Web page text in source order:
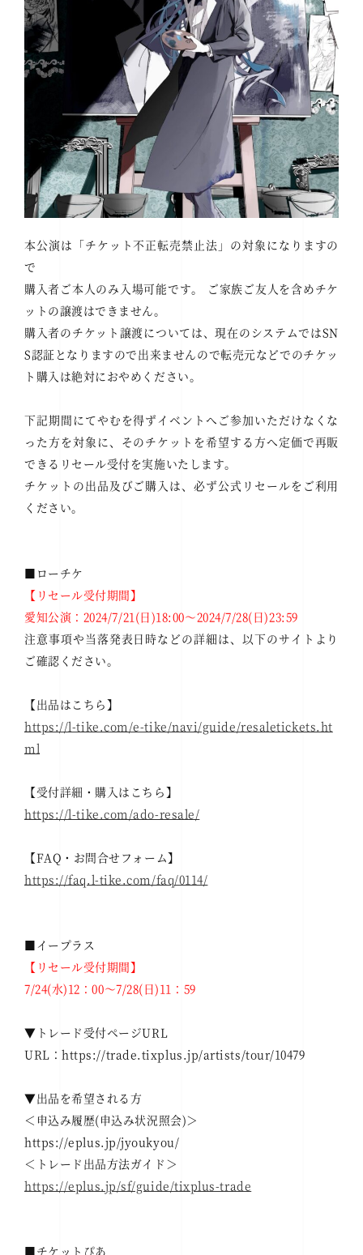
本公演は「チケット不正転売禁止法」の対象になりますの
で
購入者ご本人のみ入場可能です。 ご家族ご友人を含めチケ
ットの譲渡はできません。
購入者のチケット譲渡については、現在のシステムではSN
S認証となりますので出来ませんので転売元などでのチケッ
ト購入は絶対におやめください。
下記期間にてやむを得ずイベントへご参加いただけなくな
った方を対象に、そのチケットを希望する方へ定価で再販
できるリセール受付を実施いたします。
チケットの出品及びご購入は、必ず公式リセールをご利用
ください。
■ローチケ
【リセール受付期間】
愛知公演：2024/7/21(日)18:00～2024/7/28(日)23:59
注意事項や当落発表日時などの詳細は、以下のサイトより
ご確認ください。
【出品はこちら】
https://l-tike.com/e-tike/navi/guide/resaletickets.ht
ml
【受付詳細・購入はこちら】
https://l-tike.com/ado-resale/
【FAQ・お問合せフォーム】
https://faq.l-tike.com/faq/0114/
■イープラス
【リセール受付期間】
7/24(水)12：00～7/28(日)11：59
▼トレード受付ページURL
URL：https://trade.tixplus.jp/artists/tour/10479
▼出品を希望される方
＜申込み履歴(申込み状況照会)＞
https://eplus.jp/jyoukyou/
＜トレード出品方法ガイド＞
https://eplus.jp/sf/guide/tixplus-trade
■チケットぴあ